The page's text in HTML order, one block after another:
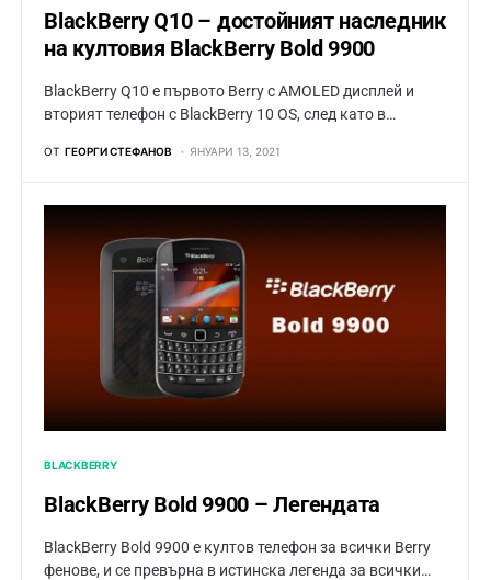
BlackBerry Q10 – достойният наследник
на култовия BlackBerry Bold 9900
BlackBerry Q10 е първото Berry с AMOLED дисплей и
вторият телефон с BlackBerry 10 OS, след като в…
ОТ ГЕОРГИ СТЕФАНОВ ЯНУАРИ 13, 2021
BLACKBERRY
BlackBerry Bold 9900 – Легендата
BlackBerry Bold 9900 е култов телефон за всички Berry
фенове, и се превърна в истинска легенда за всички…